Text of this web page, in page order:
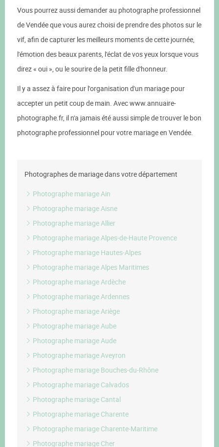
Vous pourrez aussi demander au photographe professionnel
de Vendée que vous aurez choisi de prendre des photos sur le
vif, afin de capturer les meilleurs moments de cette journée,
l'émotion des beaux parents, l'éclat de vos yeux lorsque vous
direz « oui », ou le sourire de la petit fille d'honneur.
Il y a assez à faire pour l'organisation d'un mariage pour
accepter un petit coup de main. Avec www.annuaire-
photographe.fr, il n'a jamais été aussi simple de trouver le bon
photographe professionnel pour votre mariage en Vendée.
Photographes de mariage dans votre département
Photographe mariage Ain
Photographe mariage Aisne
Photographe mariage Allier
Photographe mariage Alpes-de-Haute Provence
Photographe mariage Hautes-Alpes
Photographe mariage Alpes Maritimes
Photographe mariage Ardèche
Photographe mariage Ardennes
Photographe mariage Ariège
Photographe mariage Aube
Photographe mariage Aude
Photographe mariage Aveyron
Photographe mariage Bouches-du-Rhône
Photographe mariage Calvados
Photographe mariage Cantal
Photographe mariage Charente
Photographe mariage Charente-Maritime
Photographe mariage Cher